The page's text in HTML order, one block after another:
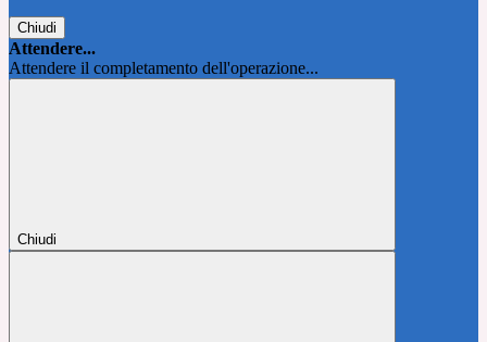
Chiudi
Attendere...
Attendere il completamento dell'operazione...
Chiudi